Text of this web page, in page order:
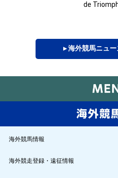
de
▸ 海外競馬ニュ
海外競馬情報
海外競走登録・遠征情報